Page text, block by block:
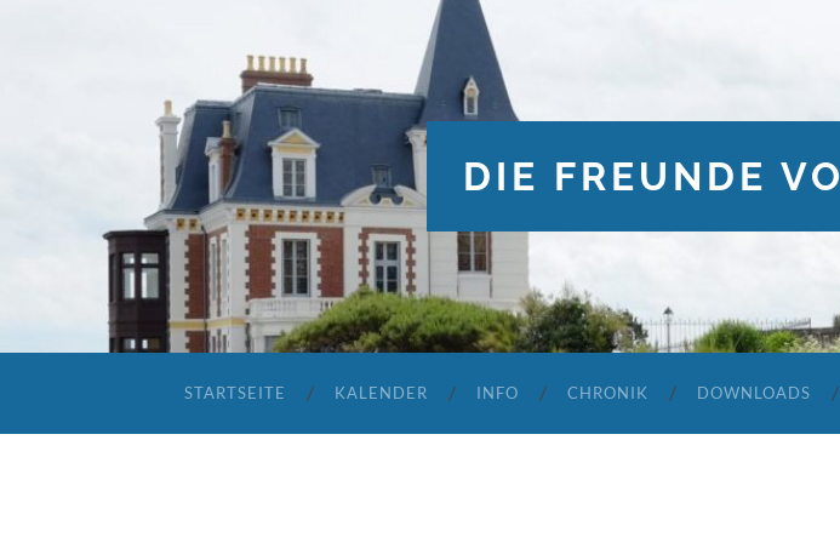
DIE FREUNDE
STARTSEITE KALENDER INFO CHRONIK DOWNLOADS